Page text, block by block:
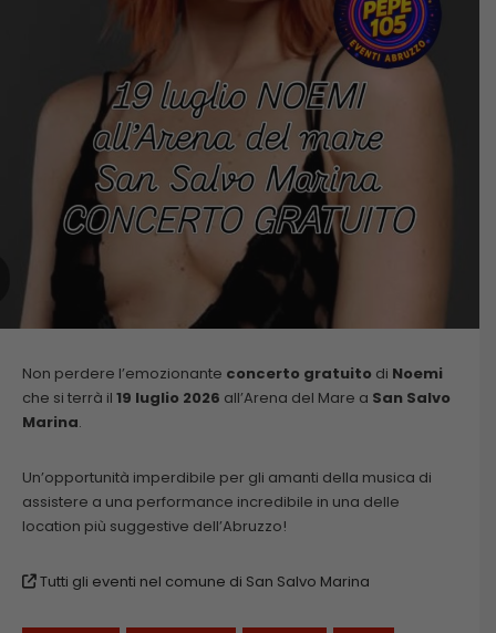
Non perdere l’emozionante concerto gratuito di Noemi
che si terrà il 19 luglio 2026 all’Arena del Mare a San Salvo
Marina.
Un’opportunità imperdibile per gli amanti della musica di
assistere a una performance incredibile in una delle
location più suggestive dell’Abruzzo!
Tutti gli eventi nel comune di San Salvo Marina